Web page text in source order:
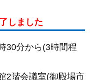
しました
30分から(3時間程
2階会議室(御殿場市